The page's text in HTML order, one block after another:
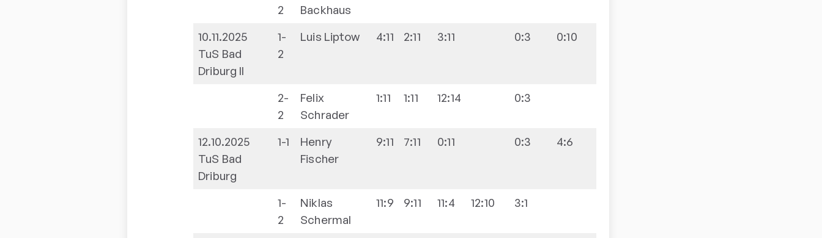
2
Backhaus
10.11.2025
TuS Bad
Driburg II
1-
2
Luis Liptow 4:11 2:11 3:11 0:3 0:10
2-
2
Felix
Schrader
1:11 1:11 12:14 0:3
12.10.2025
TuS Bad
Driburg
1-1
Henry
Fischer
9:11 7:11 0:11 0:3 4:6
1-
2
Niklas
Schermal
11:9 9:11 11:4 12:10 3:1